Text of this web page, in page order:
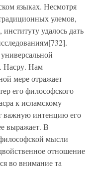
языках. Несмотря
улемов,
удалось дать
Насру. Нам
мере отражает
его философского
к исламскому
важную интенцию его
выражает. В
мысли
отношение
во внимание та